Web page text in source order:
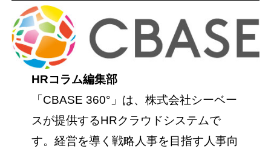
HRコラム編集部
「CBASE 360°」は、株式会社シーベー
スが提供するHRクラウドシステムで
す。経営を導く戦略人事を目指す人事向